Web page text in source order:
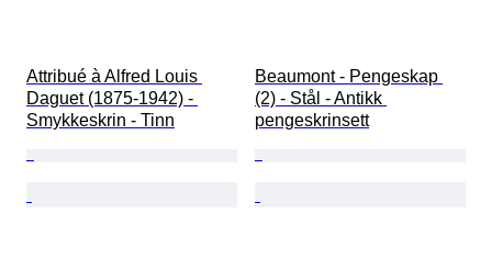
Attribué à Alfred Louis
Daguet (1875-1942) -
Smykkeskrin - Tinn
Beaumont - Pengeskap
(2) - Stål - Antikk
pengeskrinsett